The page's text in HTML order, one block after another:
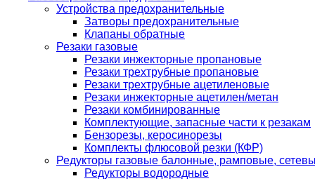
Устройства предохранительные
Затворы предохранительные
Клапаны обратные
Резаки газовые
Резаки инжекторные пропановые
Резаки трехтрубные пропановые
Резаки трехтрубные ацетиленовые
Резаки инжекторные ацетилен/метан
Резаки комбинированные
Комплектующие, запасные части к резакам
Бензорезы, керосинорезы
Комплекты флюсовой резки (КФР)
Редукторы газовые балонные, рамповые,
Редукторы водородные